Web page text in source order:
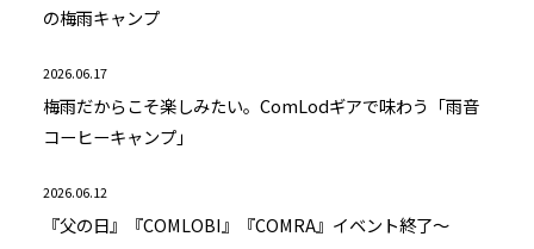
の梅雨キャンプ
2026.06.17
梅雨だからこそ楽しみたい。ComLodギアで味わう「雨音
コーヒーキャンプ」
2026.06.12
『父の日』『COMLOBI』『COMRA』イベント終了～